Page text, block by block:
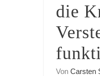
die
Von Carsten